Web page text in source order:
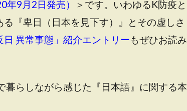
年9月2日発売） ＞です。いわゆるK防疫と
『卑日（日本を見下す）』とその虚しさ
日 異常事態」紹介エントリーもぜひお読み
暮らしながら感じた『日本語』に関する本